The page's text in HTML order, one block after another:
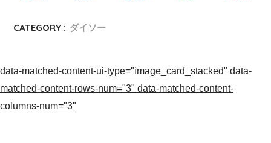
CATEGORY : ダイソー
data-matched-content-ui-type="image_card_stacked" data-
matched-content-rows-num="3" data-matched-content-
columns-num="3"